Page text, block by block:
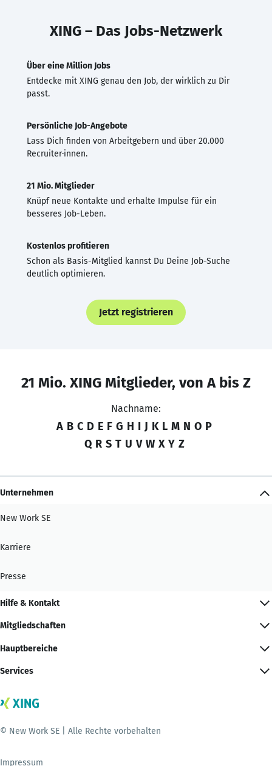
XING – Das Jobs-Netzwerk
Über eine Million Jobs
Entdecke mit XING genau den Job, der wirklich zu Dir
passt.
Persönliche Job-Angebote
Lass Dich finden von Arbeitgebern und über 20.000
Recruiter·innen.
21 Mio. Mitglieder
Knüpf neue Kontakte und erhalte Impulse für ein
besseres Job-Leben.
Kostenlos profitieren
Schon als Basis-Mitglied kannst Du Deine Job-Suche
deutlich optimieren.
Jetzt registrieren
21 Mio. XING Mitglieder, von A bis Z
Nachname:
A B C D E F G H I J K L M N O P
Q R S T U V W X Y Z
Unternehmen
New Work SE
Karriere
Presse
Hilfe & Kontakt
Mitgliedschaften
Hauptbereiche
Services
© New Work SE | Alle Rechte vorbehalten
Impressum